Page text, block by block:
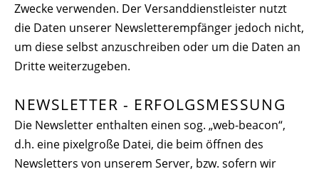
Zwecke verwenden. Der Versanddienstleister nutzt
die Daten unserer Newsletterempfänger jedoch nicht,
um diese selbst anzuschreiben oder um die Daten an
Dritte weiterzugeben.
NEWSLETTER - ERFOLGSMESSUNG
Die Newsletter enthalten einen sog. „web-beacon“,
d.h. eine pixelgroße Datei, die beim öffnen des
Newsletters von unserem Server, bzw. sofern wir